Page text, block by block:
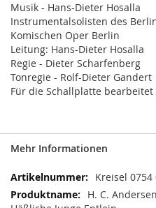
Musik - Hans-Dieter Hosalla
Instrumentalsolisten des
Komischen Oper Berlin
Leitung: Hans-Dieter Hosalla
Regie - Dieter Scharfenberg
Tonregie - Rolf-Dieter Gandert
Für die Schallplatte
Mehr Informationen
Mehr
Informationen
Kreisel 0754
H. C.